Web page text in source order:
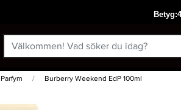
Parfym Burberry Weekend EdP 100ml